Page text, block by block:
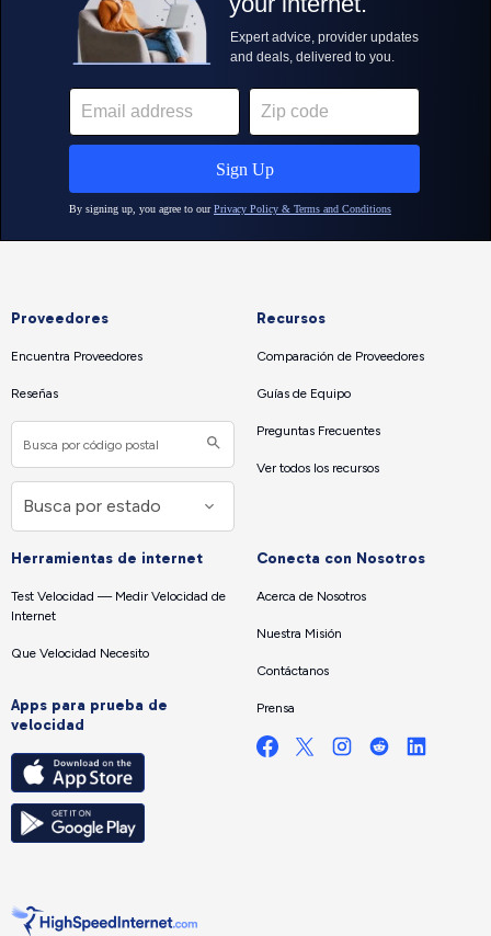
Proveedores
Encuentra Proveedores
Reseñas
Recursos
Comparación de Proveedores
Guías de Equipo
Preguntas Frecuentes
Ver todos los recursos
Herramientas de internet
Test Velocidad — Medir Velocidad de
Internet
Que Velocidad Necesito
Apps para prueba de
velocidad
Conecta con Nosotros
Acerca de Nosotros
Nuestra Misión
Contáctanos
Prensa